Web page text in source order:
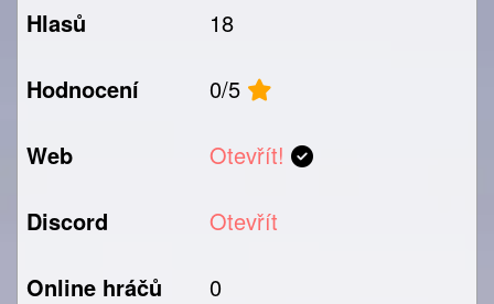
Hlasů 18
Hodnocení 0/5
Web Otevřít!
Discord Otevřít
Online hráčů 0